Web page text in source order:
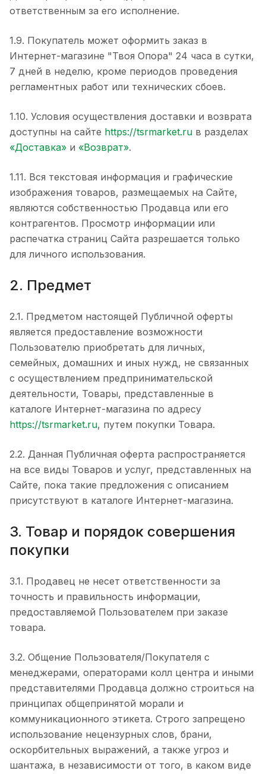
ответственным за его исполнение.
1.9. Покупатель может оформить заказ в
Интернет-магазине "Твоя Опора" 24 часа в сутки,
7 дней в неделю, кроме периодов проведения
регламентных работ или технических сбоев.
1.10. Условия осуществления доставки и возврата
доступны на сайте https://tsrmarket.ru в разделах
«Доставка» и «Возврат».
1.11. Вся текстовая информация и графические
изображения товаров, размещаемых на Сайте,
являются собственностью Продавца или его
контрагентов. Просмотр информации или
распечатка страниц Сайта разрешается только
для личного использования.
2. Предмет
2.1. Предметом настоящей Публичной оферты
является предоставление возможности
Пользователю приобретать для личных,
семейных, домашних и иных нужд, не связанных
с осуществлением предпринимательской
деятельности, Товары, представленные в
каталоге Интернет-магазина по адресу
https://tsrmarket.ru, путем покупки Товара.
2.2. Данная Публичная оферта распространяется
на все виды Товаров и услуг, представленных на
Сайте, пока такие предложения с описанием
присутствуют в каталоге Интернет-магазина.
3. Товар и порядок совершения
покупки
3.1. Продавец не несет ответственности за
точность и правильность информации,
предоставляемой Пользователем при заказе
товара.
3.2. Общение Пользователя/Покупателя с
менеджерами, операторами колл центра и иными
представителями Продавца должно строиться на
принципах общепринятой морали и
коммуникационного этикета. Строго запрещено
использование нецензурных слов, брани,
оскорбительных выражений, а также угроз и
шантажа, в независимости от того, в каком виде